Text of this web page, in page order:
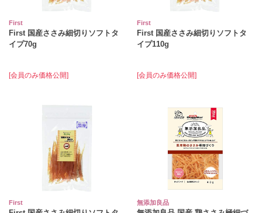
First
First 国産ささみ細切りソフトタ
イプ70g
[会員のみ価格公開]
First
First 国産ささみ細切りソフトタ
イプ110g
[会員のみ価格公開]
First 無添加良品